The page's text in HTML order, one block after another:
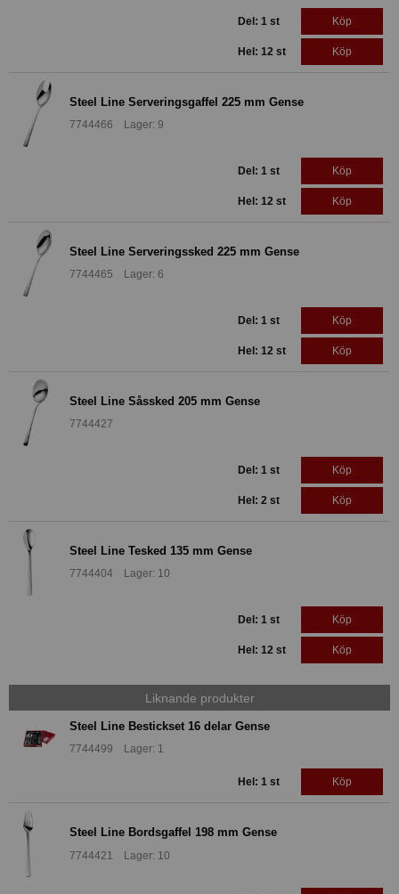
Del: 1 st Köp
Hel: 12 st Köp
Steel Line Serveringsgaffel 225 mm Gense
7744466 Lager: 9
Del: 1 st Köp
Hel: 12 st Köp
Steel Line Serveringssked 225 mm Gense
7744465 Lager: 6
Del: 1 st Köp
Hel: 12 st Köp
Steel Line Såssked 205 mm Gense
7744427
Del: 1 st Köp
Hel: 2 st Köp
Steel Line Tesked 135 mm Gense
7744404 Lager: 10
Del: 1 st Köp
Hel: 12 st Köp
Liknande produkter
Steel Line Bestickset 16 delar Gense
7744499 Lager: 1
Hel: 1 st Köp
Steel Line Bordsgaffel 198 mm Gense
7744421 Lager: 10